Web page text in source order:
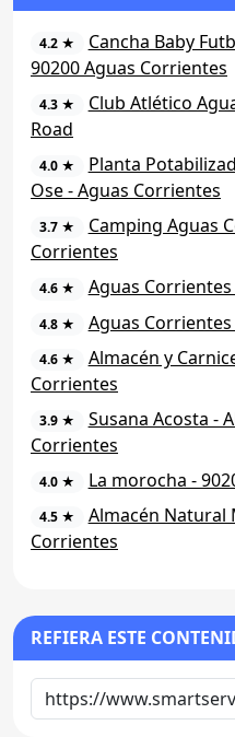
4.2 ★
Cancha Baby
90200 Aguas Corrientes
4.3 ★
Club Atlético
Road
4.0 ★
Planta
Ose - Aguas Corrientes
3.7 ★
Camping Aguas
Corrientes
4.6 ★ Aguas
4.8 ★ Aguas
4.6 ★
Almacén y
Corrientes
3.9 ★
Susana Acosta -
Corrientes
4.0 ★ La morocha -
4.5 ★
Almacén Natural
Corrientes
REFIERA ESTE